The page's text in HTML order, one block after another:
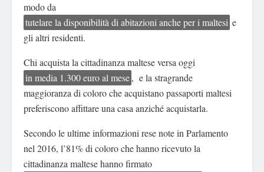
modo da
tutelare la disponibilità di abitazioni anche per i maltesi e
gli altri residenti.
Chi acquista la cittadinanza maltese versa oggi
in media 1.300 euro al mese, e la stragrande
maggioranza di coloro che acquistano passaporti maltesi
preferiscono affittare una casa anziché acquistarla.
Secondo le ultime informazioni rese note in Parlamento
nel 2016, l’81% di coloro che hanno ricevuto la
cittadinanza maltese hanno firmato